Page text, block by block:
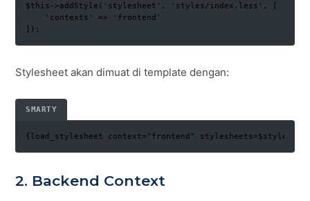
$this->addStyle('stylesheet', 'styles/index.less', [
    'contexts' => 'frontend'
]);
Stylesheet akan dimuat di template dengan:
SMARTY
{load_stylesheet context="frontend"
2. Backend Context